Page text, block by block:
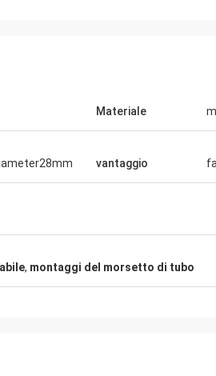
Materiale
vantaggio
, montaggi del morsetto di tubo